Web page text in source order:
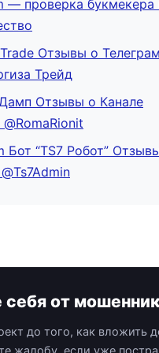
— проверка букмекера
Отзывы о
Трейд
Отзывы о Канале
Бот “TS7 Робот”
от
до того, как вложить